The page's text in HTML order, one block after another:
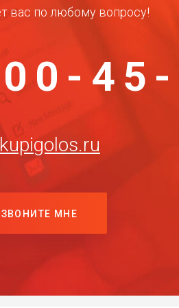
вас по любому вопросу!
МНЕ